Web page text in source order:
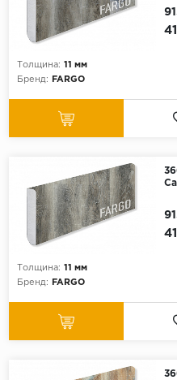
Толщина: 11 мм
Бренд:
FARGO
Толщина: 11 мм
Бренд:
FARGO